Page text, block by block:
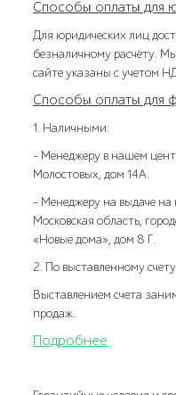
Способы оплаты для
Для юридических лиц
безналичному расчёту.
сайте указаны с учетом
Способы оплаты для
1. Наличными:
- Менеджеру в нашем
Молостовых, дом 14А.
- Менеджеру на выдаче на
Московская область,
«Новые дома», дом 8 Г.
2. По выставленному
Выставлением счета
продаж.
Подробнее